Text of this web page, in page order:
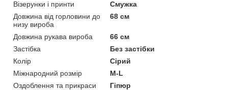
Візерунки і принти
Смужка
Довжина від горловини до
низу вироба
68 см
Довжина рукава вироба
66 см
Застібка
Без застібки
Колір
Сірий
Міжнародний розмір
M-L
Оздоблення та прикраси
Гіпюр